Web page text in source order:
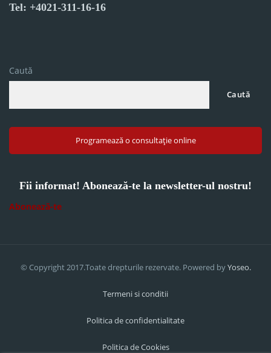
Tel: +4021-311-16-16
Caută
Caută
Programează o consultație online
Fii informat! Abonează-te la newsletter-ul nostru!
Abonează-te
© Copyright 2017.Toate drepturile rezervate. Powered byYoseo.
Termeni si conditii
Politica de confidentialitate
Politica de Cookies